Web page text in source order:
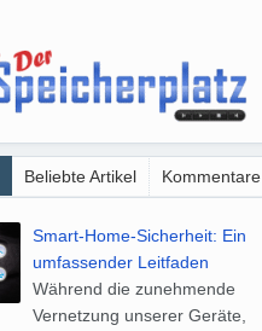
Beliebte Artikel Kommentare
Smart-Home-Sicherheit: Ein
umfassender Leitfaden
Während die zunehmende
Vernetzung unserer Geräte,